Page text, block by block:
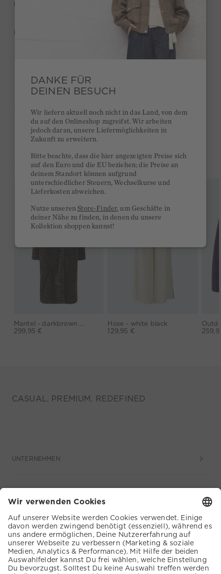
MATERIAL & PFLEGE
HERSTELLERANGABEN
Behalte deinen Style und bekomme 15€ Bonus
Kurze Lieferzeiten 3-5 Tage
Ab 300€ versandkostenfrei
14 Tage Rückgaberecht
DAS KÖNNTE DIR GEFALLEN
Mantel - darkbrown grey
299,95 €
Hose - white black
129,95 €
CASUAL. PREMIUM. REDEFINED
UNTERNEHMEN
KUNDENSERVICE
DANKE FÜR
DEINEN BESUCH
Wir liefern aktuell noch nicht in das Land, von dem
du auf den Onlineshop zugreifst. Wir arbeiten
jedoch daran, unsere Liefermöglichkeiten in
Zukunft zu erweitern.
Bitte beachte, dass die hier angezeigten Preise sich
auf den Euro und die EU beziehen; die Preise an
deinem Standort können aufgrund
unterschiedlicher Steuern, Wechselkurse und
Lieferkosten abweichen.
Nutze unserenStore-Finder, um Geschäfte in
deiner Nähe zu finden, in denen du unsere
Kollektion shoppen kannst!